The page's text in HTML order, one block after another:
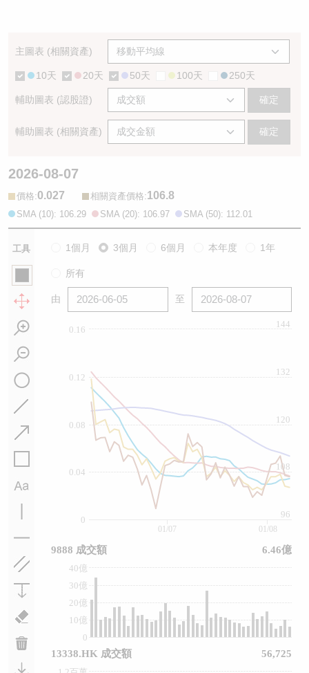
主圖表 (相關資產)
10天 20天 50天 100天 250天
輔助圖表 (認股證) 確定
輔助圖表 (相關資產) 確定
2026-08-07
價格:0.027 相關資產價格:106.8
SMA (10): 106.29 SMA (20): 106.97 SMA (50): 112.01
工具 1個月 3個月 6個月 本年度 1年
所有
由 至
0
0.04
0.08
0.12
0.16
96
108
120
132
144
0
10億
20億
30億
40億
01/07 01/08
9888 成交額 6.46億
13338.HK 成交額 56,725